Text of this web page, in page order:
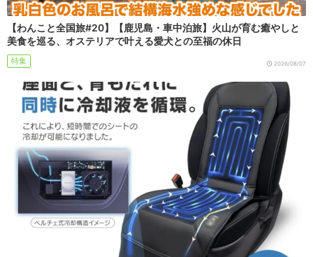
【わんこと全国旅#20】【鹿児島・車中泊旅】火山が育む癒やしと
美食を巡る、オステリアで叶える愛犬との至福の休日
特集 2026/08/07